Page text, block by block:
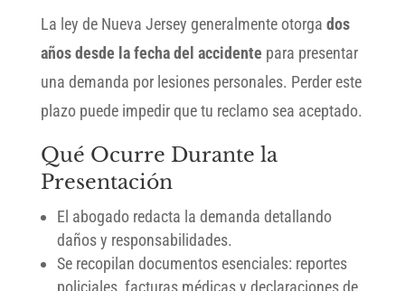
La ley de Nueva Jersey generalmente otorga dos
años desde la fecha del accidente para presentar
una demanda por lesiones personales. Perder este
plazo puede impedir que tu reclamo sea aceptado.
Qué Ocurre Durante la
Presentación
El abogado redacta la demanda detallando
daños y responsabilidades.
Se recopilan documentos esenciales: reportes
policiales, facturas médicas y declaraciones de